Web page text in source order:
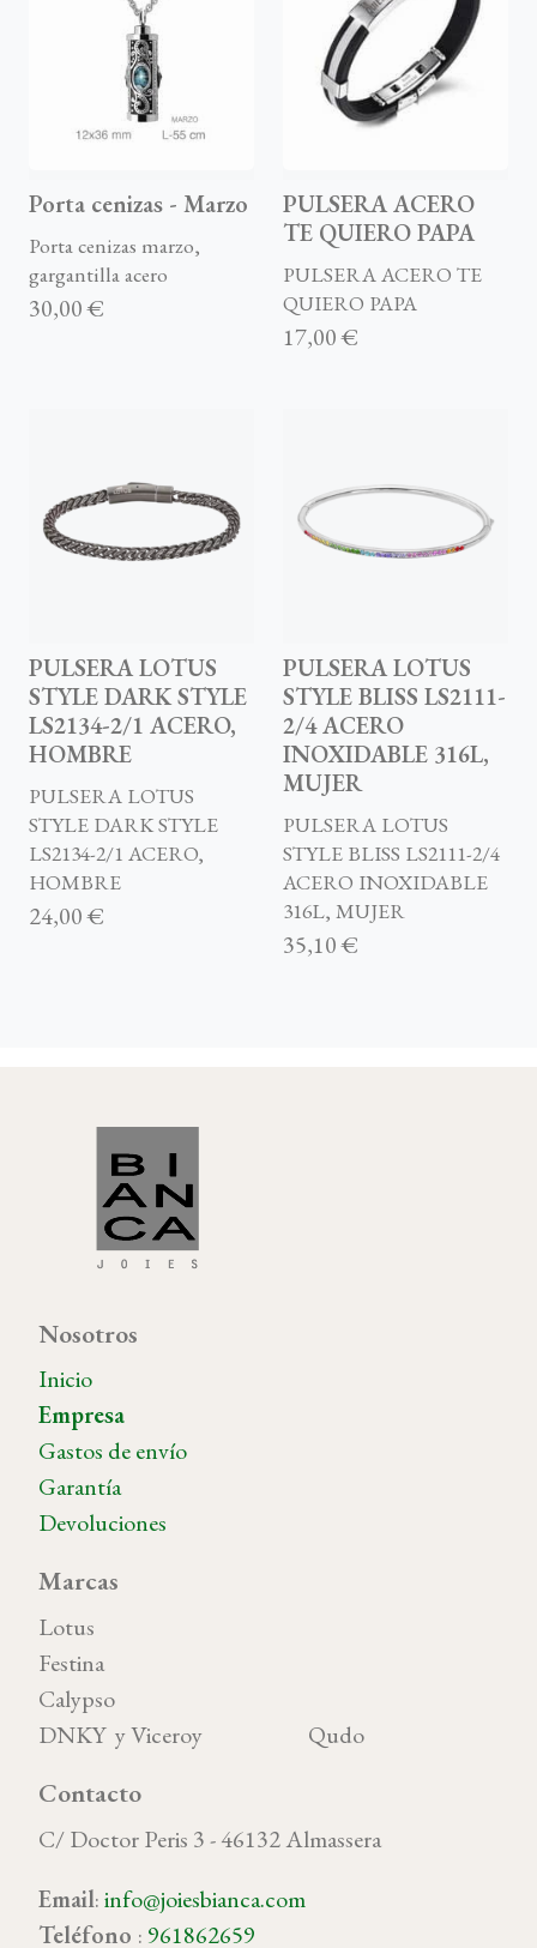
Porta cenizas - Marzo
Porta cenizas marzo,
gargantilla acero
30,00 €
PULSERA ACERO
TE QUIERO PAPA
PULSERA ACERO TE
QUIERO PAPA
17,00 €
PULSERA LOTUS
STYLE DARK STYLE
LS2134-2/1 ACERO,
HOMBRE
PULSERA LOTUS
STYLE DARK STYLE
LS2134-2/1 ACERO,
HOMBRE
24,00 €
PULSERA LOTUS
STYLE BLISS LS2111-
2/4 ACERO
INOXIDABLE 316L,
MUJER
PULSERA LOTUS
STYLE BLISS LS2111-2/4
ACERO INOXIDABLE
316L, MUJER
35,10 €
Nosotros
Inicio
Empresa
Gastos de envío
Garantía
Devoluciones
Marcas
Lotus
Festina
Calypso
DNKY y Viceroy Qudo
Contacto
C/ Doctor Peris 3 - 46132 Almassera
Email:info@joiesbianca.com
Teléfono : 961862659